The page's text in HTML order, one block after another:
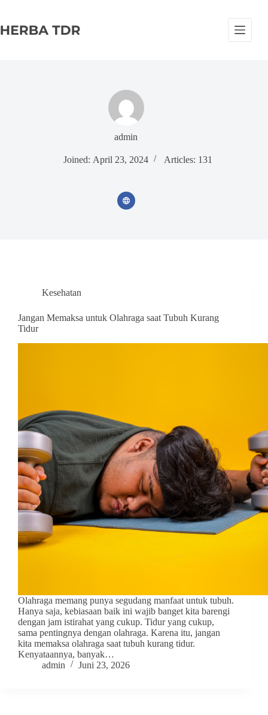
i
admin
Joined: April 23, 2024 Articles: 131
Kesehatan
Jangan Memaksa untuk Olahraga saat Tubuh Kurang
Tidur
Olahraga memang punya segudang manfaat untuk tubuh.
Hanya saja, kebiasaan baik ini wajib banget kita barengi
dengan jam istirahat yang cukup. Tidur yang cukup,
sama pentingnya dengan olahraga. Karena itu, jangan
kita memaksa olahraga saat tubuh kurang tidur.
Kenyataannya, banyak…
admin
Juni 23, 2026